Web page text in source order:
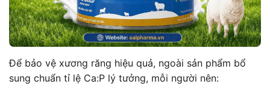
Để bảo vệ xương răng hiệu quả, ngoài sản phẩm bổ
sung chuẩn tỉ lệ Ca:P lý tưởng, mỗi người nên: